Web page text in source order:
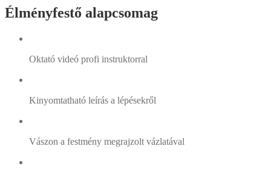
Élményfestő alapcsomag
Oktató videó profi instruktorral
Kinyomtatható leírás a lépésekről
Vászon a festmény megrajzolt vázlatával